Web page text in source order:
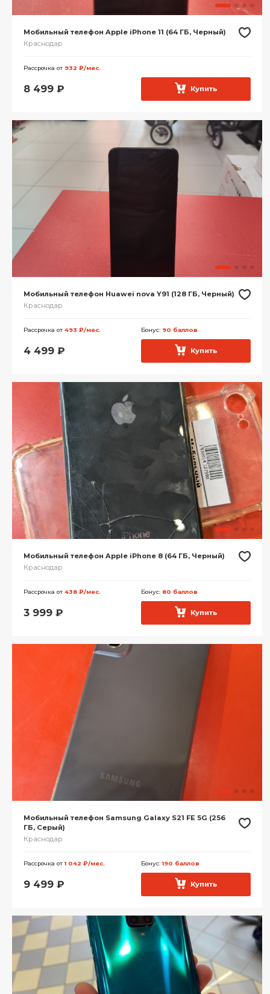
Мобильный телефон Apple iPhone 11 (64 ГБ, Черный)
Краснодар
Рассрочка от 932 ₽/мес.
8 499 ₽ Купить
Мобильный телефон Huawei nova Y91 (128 ГБ, Черный)
Краснодар
Рассрочка от 493 ₽/мес. Бонус: 90 баллов
4 499 ₽ Купить
Мобильный телефон Apple iPhone 8 (64 ГБ, Черный)
Краснодар
Рассрочка от 438 ₽/мес. Бонус: 80 баллов
3 999 ₽ Купить
Мобильный телефон Samsung Galaxy S21 FE 5G (256
ГБ, Серый)
Краснодар
Рассрочка от1 042 ₽/мес. Бонус:190 баллов
9 499 ₽ Купить